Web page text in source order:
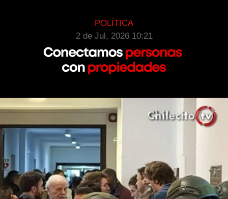
POLÍTICA
2 de Jul, 2026 10:21